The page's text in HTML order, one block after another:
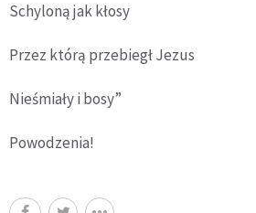
Schyloną jak kłosy
Przez którą przebiegłJezus
Nieśmiały i bosy”
Powodzenia!